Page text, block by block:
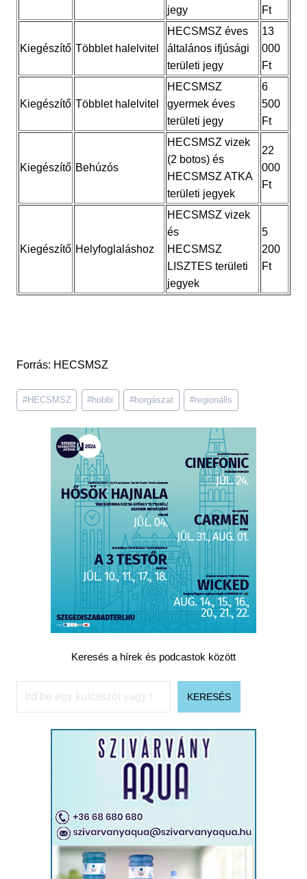
jegy
Ft
Kiegészítő Többlet halelvitel
HECSMSZ éves
általános ifjúsági
területi jegy
13
000
Ft
Kiegészítő Többlet halelvitel
HECSMSZ
gyermek éves
területi jegy
6
500
Ft
Kiegészítő Behúzós
HECSMSZ vizek
(2 botos) és
HECSMSZ ATKA
területi jegyek
22
000
Ft
Kiegészítő Helyfoglaláshoz
HECSMSZ vizek
és
HECSMSZ
LISZTES területi
jegyek
5
200
Ft
Forrás: HECSMSZ
Post
Tags:
#HECSMSZ #hobbi #horgászat #regionális
Keresés a hírek és podcastok között
Keresés
KERESÉS